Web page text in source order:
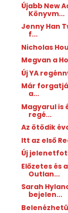
Újabb New
Könyvm...
Jenny Han
f...
Nicholas
Megvan a
Új YA
Már
a...
Magyarul is
regé...
Az ötödik
Itt az első
Új
Előzetes és
Outlan...
Sarah
bejelen...